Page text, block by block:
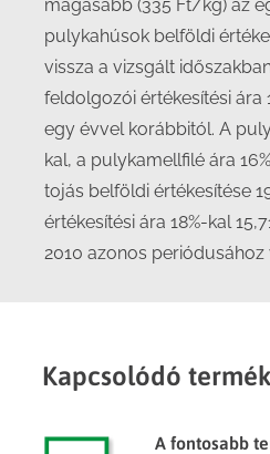
magasabb (335 Ft/kg) az
pulykahúsok belföldi
vissza a vizsgált
feldolgozói értékesítési ára
egy évvel korábbitól. A
kal, a pulykamellfilé ára
tojás belföldi értékesítése
értékesítési ára 18%-kal
2010 azonos periódusához
Kapcsolódó
A fontosabb